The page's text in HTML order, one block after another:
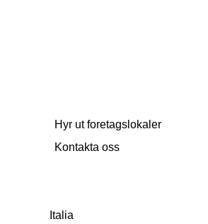
Hyr ut foretagslokaler
Kontakta oss
Italia